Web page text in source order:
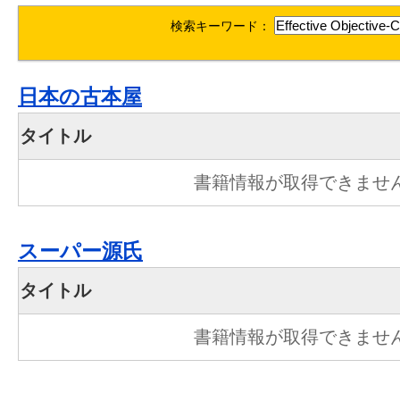
検索キーワード：
日本の古本屋
タイトル
書籍情報が取得できませ
スーパー源氏
タイトル
書籍情報が取得できませ